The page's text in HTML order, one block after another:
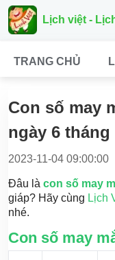
Lịch việt -
TRANG CHỦ
Con số may
ngày 6 tháng
2023-11-04 09:00:00
Đâu là con số may
giáp? Hãy cùng Lịch
nhé.
Con số may